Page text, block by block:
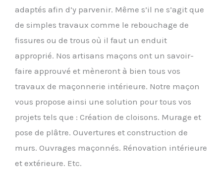
adaptés afin d’y parvenir. Même s’il ne s’agit que
de simples travaux comme le rebouchage de
fissures ou de trous où il faut un enduit
approprié. Nos artisans maçons ont un savoir-
faire approuvé et mèneront à bien tous vos
travaux de maçonnerie intérieure. Notre maçon
vous propose ainsi une solution pour tous vos
projets tels que : Création de cloisons. Murage et
pose de plâtre. Ouvertures et construction de
murs. Ouvrages maçonnés. Rénovation intérieure
et extérieure. Etc.